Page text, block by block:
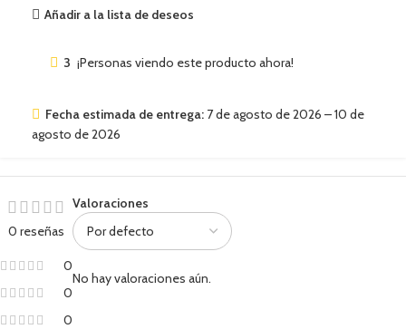
Añadir a la lista de deseos
3 ¡Personas viendo este producto ahora!
Fecha estimada de entrega: 7 de agosto de 2026 – 10 de
agosto de 2026
0 reseñas
0
0
0
Valoraciones
No hay valoraciones aún.